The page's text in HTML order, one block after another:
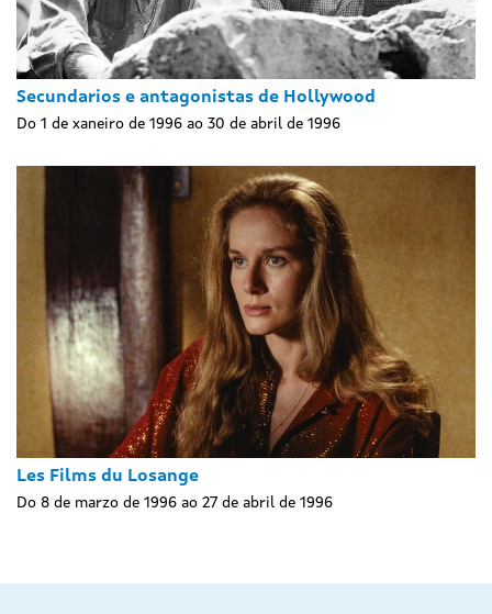
Secundarios e antagonistas de Hollywood
Do 1 de xaneiro de 1996 ao 30 de abril de 1996
Les Films du Losange
Do 8 de marzo de 1996 ao 27 de abril de 1996